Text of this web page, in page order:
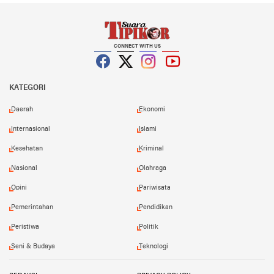
CONNECT WITH US
KATEGORI
Daerah Ekonomi
Internasional Islami
Kesehatan Kriminal
Nasional Olahraga
Opini Pariwisata
Pemerintahan Pendidikan
Peristiwa Politik
Seni & Budaya Teknologi